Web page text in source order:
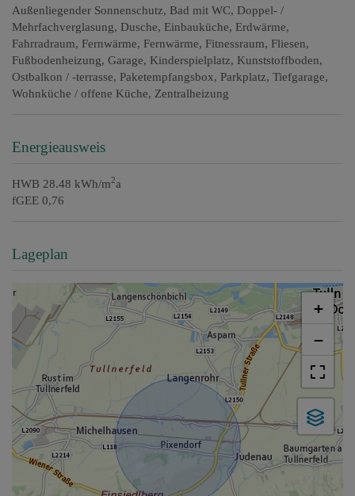
Außenliegender Sonnenschutz Bad mit WC
Doppel- /
Mehrfachverglasung
Dusche Einbauküche
Erdwärme
Fahrradraum
Fernwärme Fernwärme Fitnessraum
Fliesen
Fußbodenheizung Garage Kinderspielplatz
Kunststoffboden
Ostbalkon / -terrasse
Paketempfangsbox Parkplatz Tiefgarage
Wohnküche / offene Küche
Zentralheizung
Energieausweis
HWB 28.48 kWh/m2a
fGEE 0,76
Lageplan
+
−